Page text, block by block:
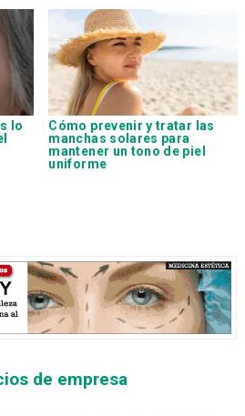
lo
Cómo prevenir y tratar las
manchas solares para
mantener un tono de piel
uniforme
de empresa